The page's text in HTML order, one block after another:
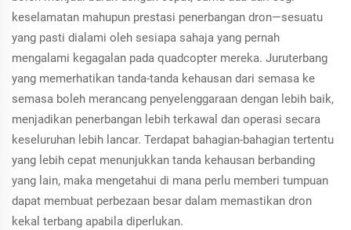
keselamatan mahupun prestasi penerbangan dron—sesuatu
yang pasti dialami oleh sesiapa sahaja yang pernah
mengalami kegagalan pada quadcopter mereka. Juruterbang
yang memerhatikan tanda-tanda kehausan dari semasa ke
semasa boleh merancang penyelenggaraan dengan lebih baik,
menjadikan penerbangan lebih terkawal dan operasi secara
keseluruhan lebih lancar. Terdapat bahagian-bahagian tertentu
yang lebih cepat menunjukkan tanda kehausan berbanding
yang lain, maka mengetahui di mana perlu memberi tumpuan
dapat membuat perbezaan besar dalam memastikan dron
kekal terbang apabila diperlukan.